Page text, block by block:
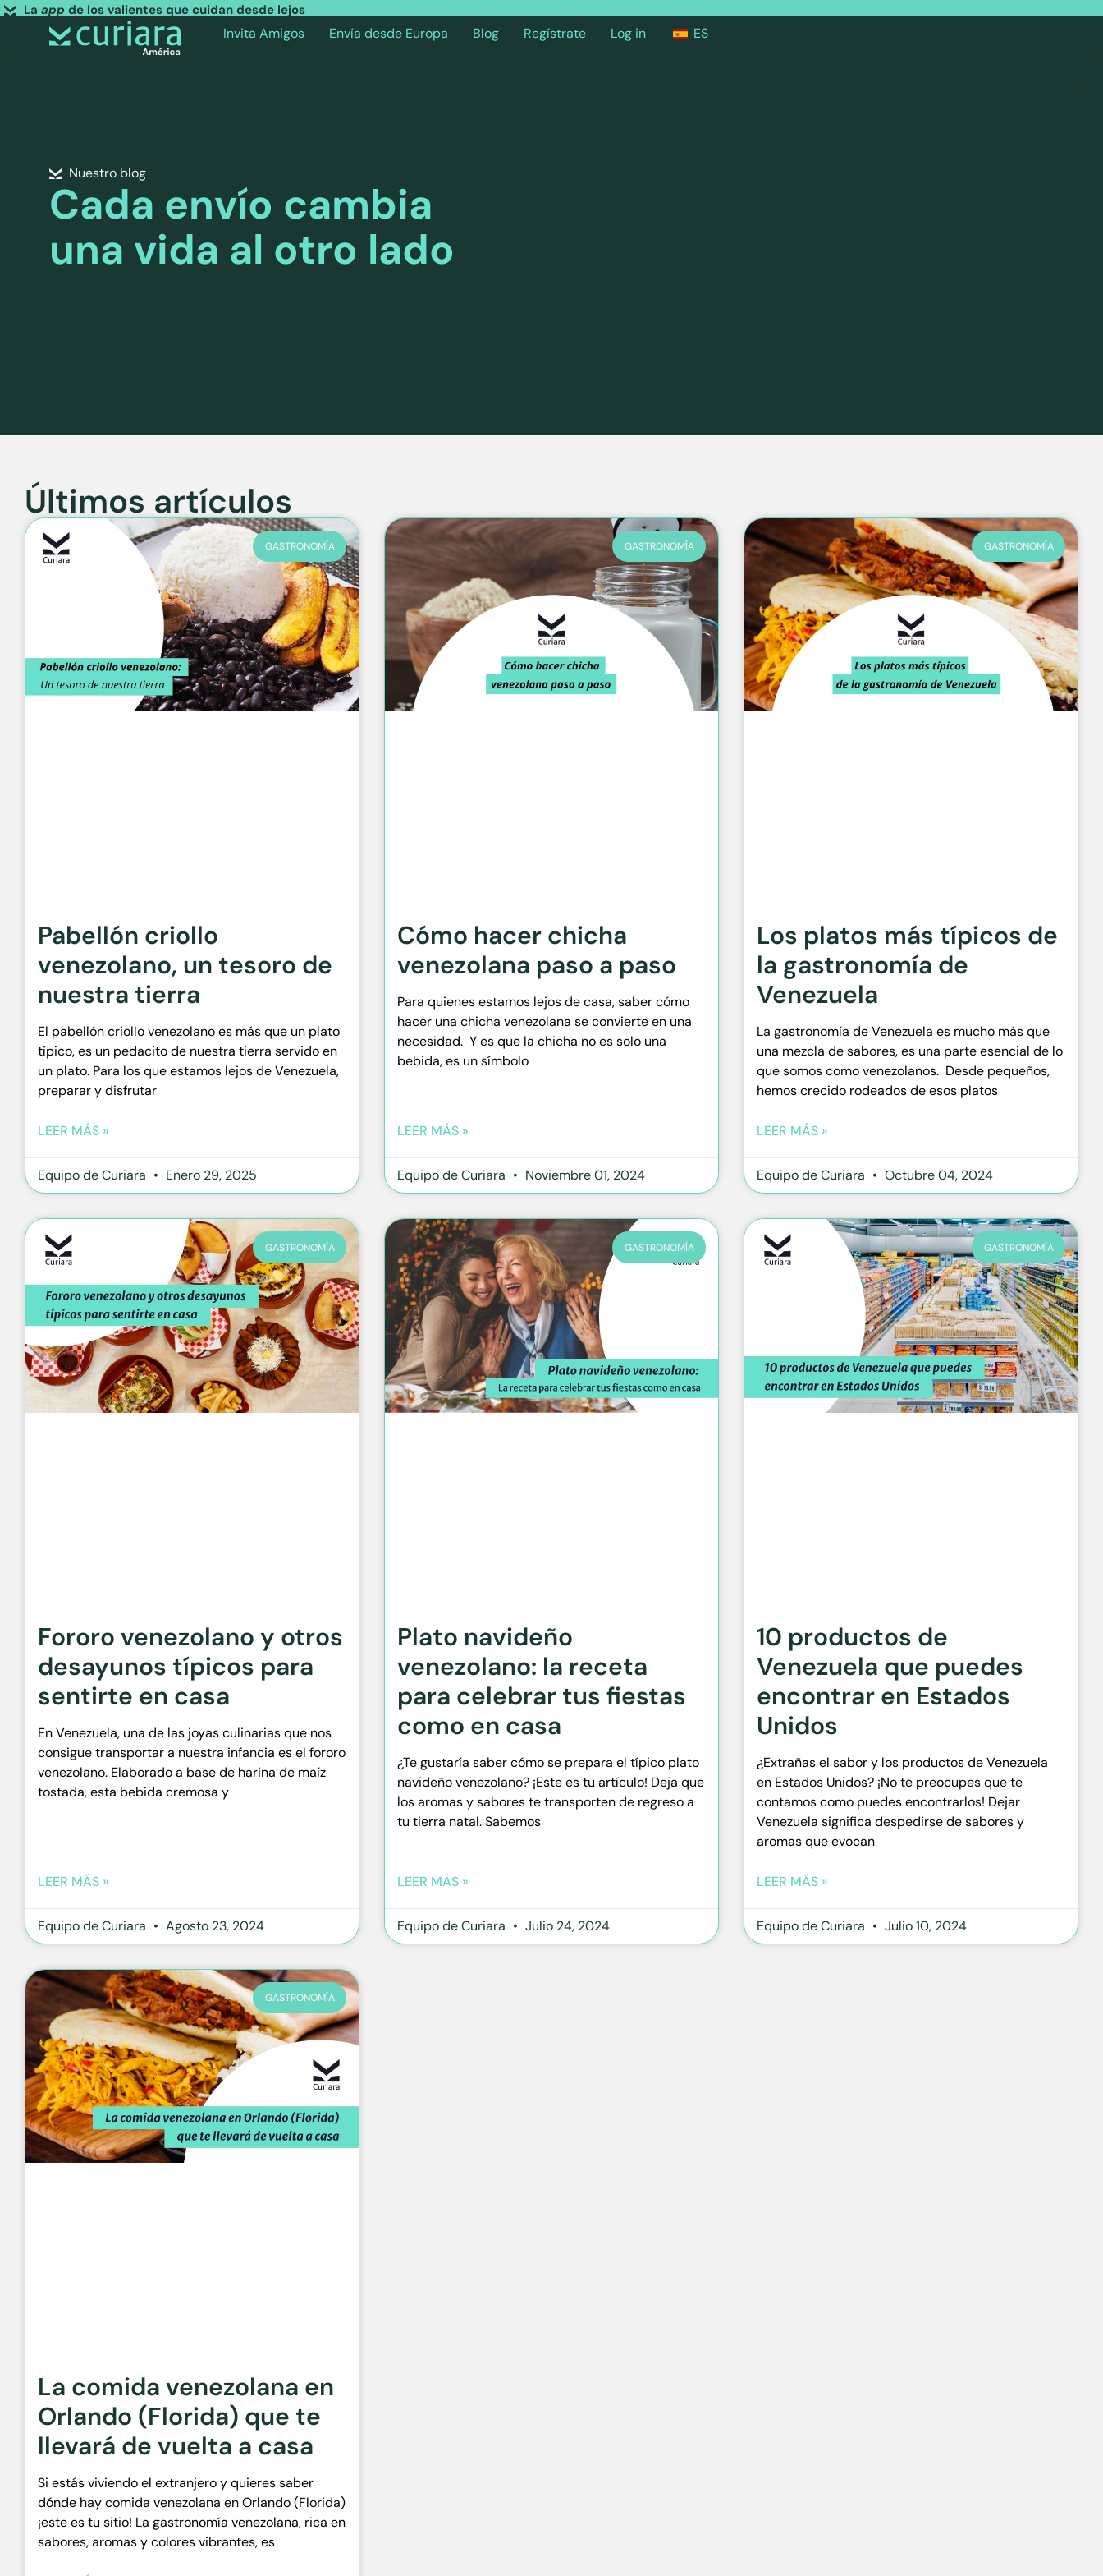
La app de los valientes que cuidan desde lejos
Invita Amigos Envía desde Europa Blog Regístrate Log in ES
Nuestro blog
Cada envío cambia
una vida al otro lado
Últimos artículos
GASTRONOMÍA
Pabellón criollo
venezolano, un tesoro de
nuestra tierra
El pabellón criollo venezolano es más que un plato
típico, es un pedacito de nuestra tierra servido en
un plato. Para los que estamos lejos de Venezuela,
preparar y disfrutar
LEER MÁS »
Equipo de Curiara Enero 29, 2025
GASTRONOMÍA
Cómo hacer chicha
venezolana paso a paso
Para quienes estamos lejos de casa, saber cómo
hacer una chicha venezolana se convierte en una
necesidad. Y es que la chicha no es solo una
bebida, es un símbolo
LEER MÁS »
Equipo de Curiara Noviembre 01, 2024
GASTRONOMÍA
Los platos más típicos de
la gastronomía de
Venezuela
La gastronomía de Venezuela es mucho más que
una mezcla de sabores, es una parte esencial de lo
que somos como venezolanos. Desde pequeños,
hemos crecido rodeados de esos platos
LEER MÁS »
Equipo de Curiara Octubre 04, 2024
GASTRONOMÍA
Fororo venezolano y otros
desayunos típicos para
sentirte en casa
En Venezuela, una de las joyas culinarias que nos
consigue transportar a nuestra infancia es el fororo
venezolano. Elaborado a base de harina de maíz
tostada, esta bebida cremosa y
LEER MÁS »
Equipo de Curiara Agosto 23, 2024
GASTRONOMÍA
Plato navideño
venezolano: la receta
para celebrar tus fiestas
como en casa
¿Te gustaría saber cómo se prepara el típico plato
navideño venezolano? ¡Este es tu artículo! Deja que
los aromas y sabores te transporten de regreso a
tu tierra natal. Sabemos
LEER MÁS »
Equipo de Curiara Julio 24, 2024
GASTRONOMÍA
10 productos de
Venezuela que puedes
encontrar en Estados
Unidos
¿Extrañas el sabor y los productos de Venezuela
en Estados Unidos? ¡No te preocupes que te
contamos como puedes encontrarlos! Dejar
Venezuela significa despedirse de sabores y
aromas que evocan
LEER MÁS »
Equipo de Curiara Julio 10, 2024
GASTRONOMÍA
La comida venezolana en
Orlando (Florida) que te
llevará de vuelta a casa
Si estás viviendo el extranjero y quieres saber
dónde hay comida venezolana en Orlando (Florida)
¡este es tu sitio! La gastronomía venezolana, rica en
sabores, aromas y colores vibrantes, es